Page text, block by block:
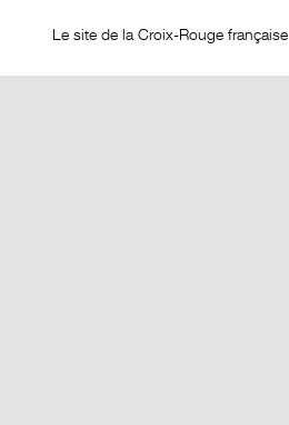
Le site de la Croix-Rouge française